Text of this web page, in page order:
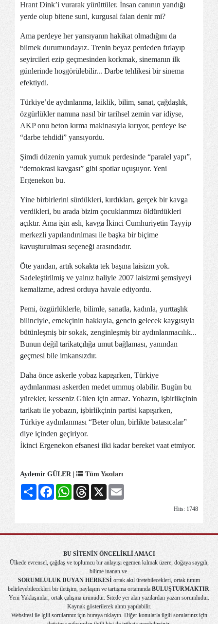
Hrant Dink’i vurarak yürüttüler. İnsan canının yandığı
yerde olup bitene suni, kurgusal falan denir mi?
Ama perdeye her yansıyanın hakikat olmadığını da
bilmek durumundayız. Trenin beyaz perdeden fırlayıp
seyircileri ezip geçmesinden korkmak, sinemanın ilk
günlerinde hoşgörülebilir... Darbe tehlikesi bir sinema
efektiydi.
Türkiye’de aydınlanma, laiklik, bilim, sanat, çağdaşlık,
özgürlükler namına nasıl bir tarihsel zemin var idiyse,
AKP onu beton kırma makinasıyla kırıyor, perdeye ise
“darbe tehdidi” yansıyordu.
Şimdi düzenin yamuk yumuk perdesinde “paralel yapı”,
“demokrasi kavgası” gibi spotlar uçuşuyor. Yeni
Ergenekon bu.
Yine birbirlerini sürdükleri, kırdıkları, gerçek bir kavga
verdikleri, bu arada bizim çocuklarımızı öldürdükleri
açıktır. Ama işin aslı, kavga İkinci Cumhuriyetin Tayyip
merkezli yapılandırılması ile başka bir biçime
kavuşturulması seçeneği arasındadır.
Öte yandan, artık sokakta tek başına laisizm yok.
Sadeleştirilmiş ve yalnız haliyle 2007 laisizmi şemsiyeyi
kemalizme, adresi orduya havale ediyordu.
Pemi, özgürlüklerle, bilimle, sanatla, kadınla, yurttaşlık
bilinciyle, emekçinin hakkıyla, gencin gelecek kaygısıyla
bütünleşmiş bir sokak, zenginleşmiş bir aydınlanmacılık...
Bunun değil tarikatçılığa umut bağlaması, yanından
geçmesi bile imkansızdır.
Daha önce askerle yobaz kapışırken, Türkiye
aydınlanması askerden medet ummuş olabilir. Bugün bu
yürekler, kesseniz Gülen için atmaz. Yobazın, işbirlikçinin
tarikatı ile yobazın, işbirlikçinin partisi kapışırken,
Türkiye aydınlanması “Beter olun, birlikte batasıcalar”
diye içinden geçiriyor.
İkinci Ergenekon efsanesi ilki kadar bereket vaat etmiyor.
Aydemir GÜLER | Tüm Yazıları
Share FacebookWhatsAppThreads
X
Hits: 1748
BU SİTENİN ÖNCELİKLİ AMACI
Ülkede evrensel, çağdaş ve toplumcu bir anlayışı egemen kılmak üzere, doğaya saygılı,
bilime inanan ve
SORUMLULUK DUYAN HERKESİ ortak akıl üretebilecekleri, ortak tutum
belirleyebilecekleri bir iletişim, paylaşım ve tartışma ortamında BULUŞTURMAKTIR.
Yeni Yaklaşımlar, ortak çalışma ürünüdür. Sitede yer alan yazılardan yazarı sorumludur.
Kaynak gösterilerek alıntı yapılabilir.
Websitesi ile lgili sorularınız için buraya tıklayın. Diğer konularla ilgili sorularınız için